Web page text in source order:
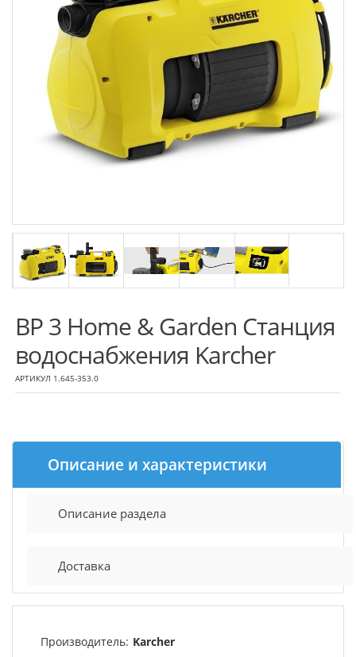
BP 3 Home & Garden Станция
водоснабжения Karcher
АРТИКУЛ 1.645-353.0
Описание и характеристики
Описание раздела
Доставка
Производитель: Karcher